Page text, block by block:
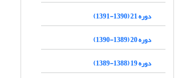
دوره 21 (1390-1391)
دوره 20 (1389-1390)
دوره 19 (1388-1389)